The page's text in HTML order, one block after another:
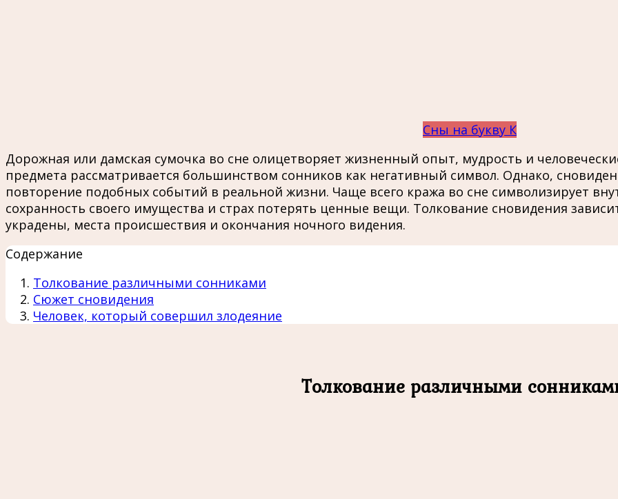
Сны на букву К
Дорожная или дамская сумочка во сне олицетворяет жизненный опыт, мудрость и
предмета рассматривается большинством сонников как негативный символ. Однако,
повторение подобных событий в реальной жизни. Чаще всего кража во сне символизирует
сохранность своего имущества и страх потерять ценные вещи. Толкование сновидения
украдены, места происшествия и окончания ночного видения.
Содержание
Толкование различными сонниками
Сюжет сновидения
Человек, который совершил злодеяние
Толкование различными